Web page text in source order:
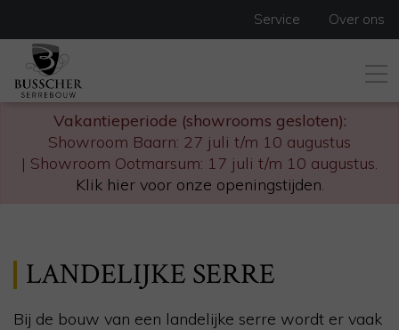
Vakantieperiode (showrooms gesloten):
Showroom Baarn: 27 juli t/m 10 augustus
| Showroom Ootmarsum: 17 juli t/m 10 augustus.
Klik hier voor onze openingstijden.
Service Over ons
LANDELIJKE SERRE
Bij de bouw van een landelijke serre wordt er vaak